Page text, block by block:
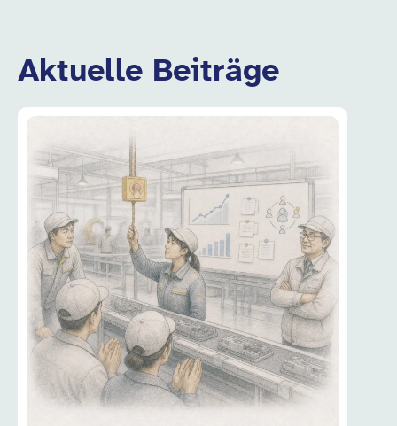
Aktuelle Beiträge